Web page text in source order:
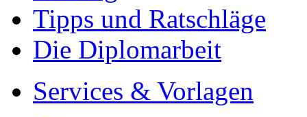
Tipps und Ratschläge
Die Diplomarbeit
Services & Vorlagen